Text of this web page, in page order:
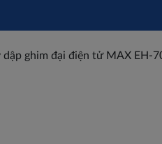
ghim đại điện tử MAX EH-